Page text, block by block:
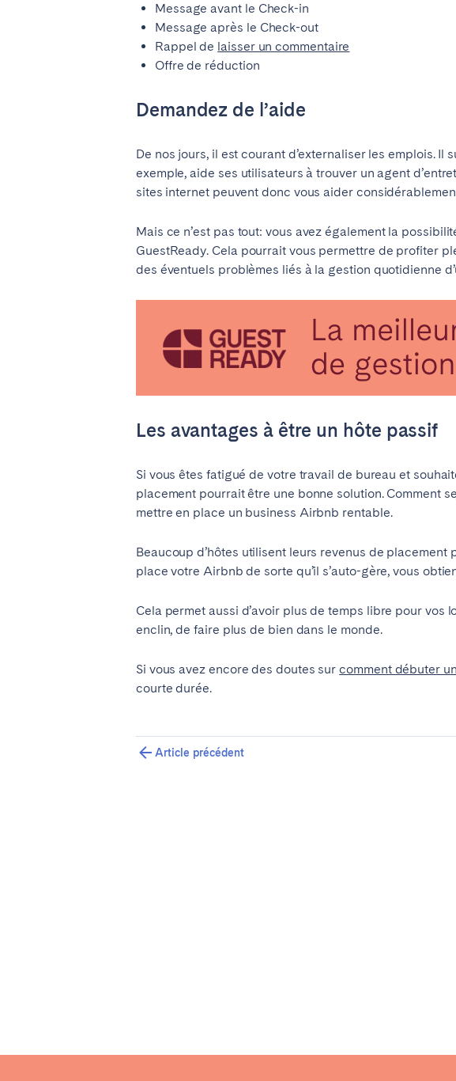
Message avant le Check-in
Message après le Check-out
Rappel de laisser un commentaire
Offre de réduction
Demandez de l’aide
De nos jours, il est courant d’externaliser les emplois.
exemple, aide ses utilisateurs à trouver un agent
sites internet peuvent donc vous aider
Mais ce n’est pas tout: vous avez également la
GuestReady. Cela pourrait vous permettre de profiter
des éventuels problèmes liés à la gestion quotidienne
Les avantages à être un hôte passif
Si vous êtes fatigué de votre travail de bureau et
placement pourrait être une bonne solution. Comment
mettre en place un business Airbnb rentable.
Beaucoup d’hôtes utilisent leurs revenus de
place votre Airbnb de sorte qu’il s’auto-gère, vous
Cela permet aussi d’avoir plus de temps libre pour vos
enclin, de faire plus de bien dans le monde.
Si vous avez encore des doutes surcomment débuter
courte durée.
Article précédent